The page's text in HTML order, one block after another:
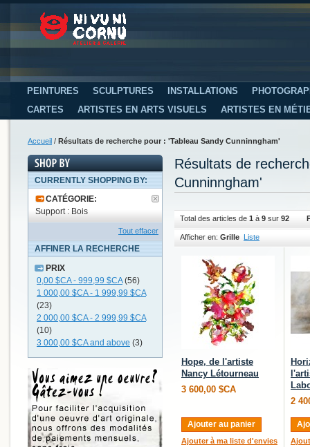
PEINTURES SCULPTURES INSTALLATIONS
CARTES
ARTISTES EN ARTS VISUELS ARTISTES EN
Accueil / Résultats de recherche pour : 'Tableau Sandy Cunninngham'
Résultats de
Cunninngham'
Total des articles de 1 à 9 sur 92
Afficher en: Grille Liste
Hope, de l'artiste
Nancy Létourneau
3 600,00 $CA
Ajouter au panier
Ajouter à ma liste d'envies
2
CURRENTLY SHOPPING BY:
CATÉGORIE:
Support : Bois
Tout effacer
AFFINER LA RECHERCHE
PRIX
0,00 $CA- 999,99 $CA(56)
1 000,00 $CA- 1 999,99 $CA
(23)
2 000,00 $CA- 2 999,99 $CA
(10)
3 000,00 $CAand above (3)